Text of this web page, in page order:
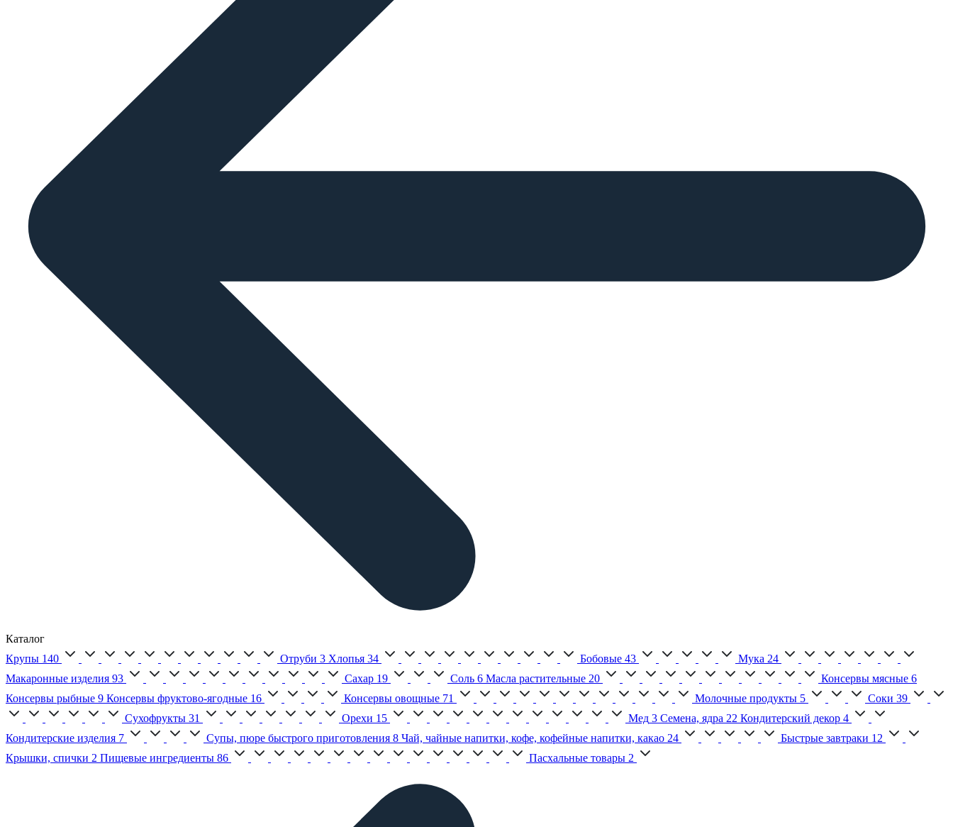
Каталог
Крупы 140 Отруби 3 Хлопья 34 Бобовые 43 Мука 24
Макаронные изделия 93 Сахар 19 Соль 6 Масла растительные 20 Консервы мясные 6
Консервы рыбные 9 Консервы фруктово-ягодные 16 Консервы овощные 71 Молочные продукты 5 Соки 39
Сухофрукты 31 Орехи 15 Мед 3 Семена, ядра 22 Кондитерский декор 4
Кондитерские изделия 7 Супы, пюре быстрого приготовления 8 Чай, чайные напитки, кофе, кофейные напитки, какао 24 Быстрые завтраки 12
Крышки, спички 2 Пищевые ингредиенты 86 Пасхальные товары 2